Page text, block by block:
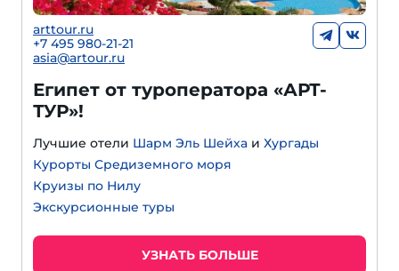
arttour.ru
+7 495 980-21-21
asia@artour.ru
Египет от туроператора «АРТ-
ТУР»!
Лучшие отели Шарм Эль Шейха и Хургады
Курорты Средиземного моря
Круизы по Нилу
Экскурсионные туры
УЗНАТЬ БОЛЬШЕ